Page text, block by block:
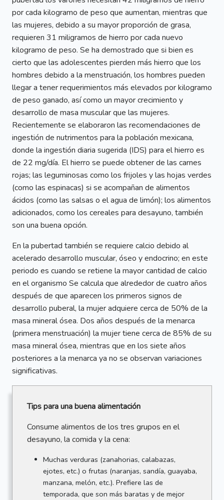
por cada kilogramo de peso que aumentan, mientras que
las mujeres, debido a su mayor proporción de grasa,
requieren 31 miligramos de hierro por cada nuevo
kilogramo de peso. Se ha demostrado que si bien es
cierto que las adolescentes pierden más hierro que los
hombres debido a la menstruación, los hombres pueden
llegar a tener requerimientos más elevados por kilogramo
de peso ganado, así como un mayor crecimiento y
desarrollo de masa muscular que las mujeres.
Recientemente se elaboraron las recomendaciones de
ingestión de nutrimentos para la población mexicana,
donde la ingestión diaria sugerida (IDS) para el hierro es
de 22 mg/día. El hierro se puede obtener de las carnes
rojas; las leguminosas como los frijoles y las hojas verdes
(como las espinacas) si se acompañan de alimentos
ácidos (como las salsas o el agua de limón); los alimentos
adicionados, como los cereales para desayuno, también
son una buena opción.
En la pubertad también se requiere calcio debido al
acelerado desarrollo muscular, óseo y endocrino; en este
periodo es cuando se retiene la mayor cantidad de calcio
en el organismo Se calcula que alrededor de cuatro años
después de que aparecen los primeros signos de
desarrollo puberal, la mujer adquiere cerca de 50% de la
masa mineral ósea. Dos años después de la menarca
(primera menstruación) la mujer tiene cerca de 85% de su
masa mineral ósea, mientras que en los siete años
posteriores a la menarca ya no se observan variaciones
significativas.
Tips para una buena alimentación
Consume alimentos de los tres grupos en el
desayuno, la comida y la cena:
Muchas verduras (zanahorias, calabazas,
ejotes, etc.) o frutas (naranjas, sandía, guayaba,
manzana, melón, etc.). Prefiere las de
temporada, que son más baratas y de mejor